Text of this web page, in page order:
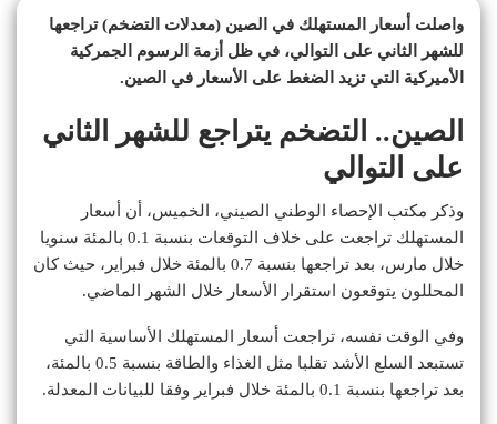
واصلت أسعار المستهلك في الصين (معدلات التضخم) تراجعها
للشهر الثاني على التوالي، في ظل أزمة الرسوم الجمركية
الأميركية التي تزيد الضغط على الأسعار في الصين.
الصين.. التضخم يتراجع للشهر الثاني
على التوالي
وذكر مكتب الإحصاء الوطني الصيني، الخميس، أن أسعار
المستهلك تراجعت على خلاف التوقعات بنسبة 0.1 بالمئة سنويا
خلال مارس، بعد تراجعها بنسبة 0.7 بالمئة خلال فبراير، حيث كان
المحللون يتوقعون استقرار الأسعار خلال الشهر الماضي.
وفي الوقت نفسه، تراجعت أسعار المستهلك الأساسية التي
تستبعد السلع الأشد تقلبا مثل الغذاء والطاقة بنسبة 0.5 بالمئة،
بعد تراجعها بنسبة 0.1 بالمئة خلال فبراير وفقا للبيانات المعدلة.